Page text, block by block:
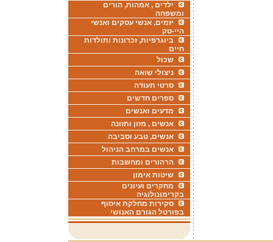
ילדים , אמהות, הורים
ומשפחה
יזמים, אנשי עסקים ואנשי
היי-טק
ביוגרפיות, זכרונות ותולדות
חיים
שכול
ניצולי שואה
סרטי תעודה
ספרים חדשים
מדעים ואנשים
אנשים , מזון ותזונה
אנשים, טבע וסביבה
אנשים במרחב הניהול
הרהורים ומחשבות
שיטות אימון
מחקרים ועיונים
בקרימונולוגיה
סקירות מחלקת איסוף
בפורטל הגורם האנושי